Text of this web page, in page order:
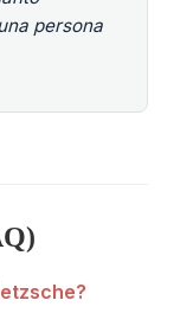
persona